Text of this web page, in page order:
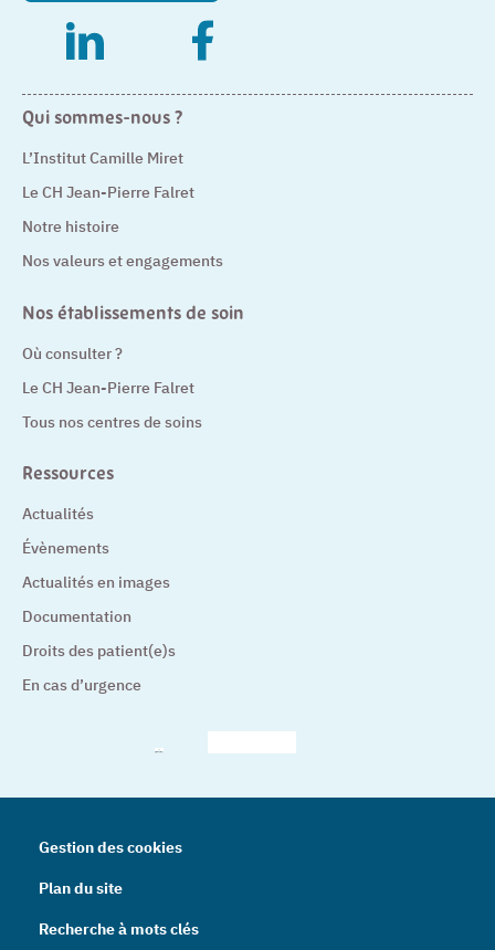
– Nouvelle fenêtre– Nouvelle fenêtre
Qui sommes-nous ?
L’Institut Camille Miret
Le CH Jean-Pierre Falret
Notre histoire
Nos valeurs et engagements
Nos établissements de soin
Où consulter ?
Le CH Jean-Pierre Falret
Tous nos centres de soins
Ressources
Actualités
Évènements
Actualités en images
Documentation
Droits des patient(e)s
En cas d’urgence
Gestion des cookies
Plan du site
Recherche à mots clés